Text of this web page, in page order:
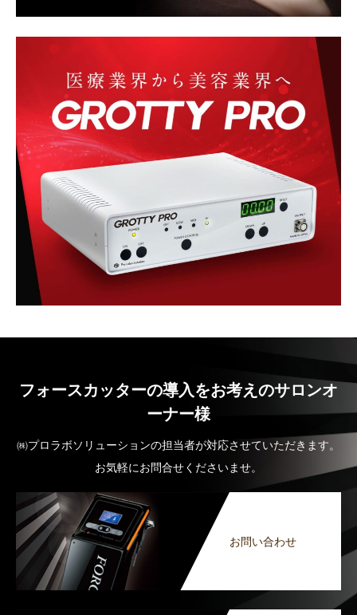
フォースカッターの導入をお考えのサロンオ
ーナー様
㈱プロラボソリューションの担当者が対応させていただきます。
お気軽にお問合せくださいませ。
お問い合わせ